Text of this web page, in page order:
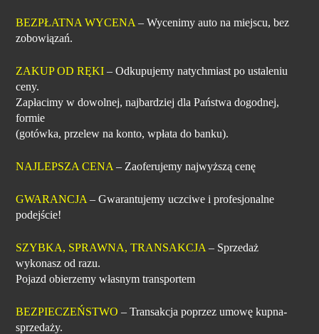
BEZPŁATNA WYCENA – Wycenimy auto na miejscu, bez
zobowiązań.
ZAKUP OD RĘKI – Odkupujemy natychmiast po ustaleniu
ceny.
Zapłacimy w dowolnej, najbardziej dla Państwa dogodnej,
formie
(gotówka, przelew na konto, wpłata do banku).
NAJLEPSZA CENA – Zaoferujemy najwyższą cenę
GWARANCJA – Gwarantujemy uczciwe i profesjonalne
podejście!
SZYBKA, SPRAWNA, TRANSAKCJA – Sprzedaż
wykonasz od razu.
Pojazd obierzemy własnym transportem
BEZPIECZEŃSTWO – Transakcja poprzez umowę kupna-
sprzedaży.